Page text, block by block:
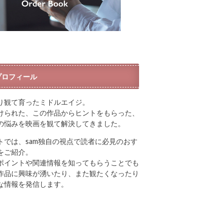
フィール
観て育ったミドルエイジ。
られた、この作品からヒントをもらった、
悩みを映画を観て解決してきました。
では、sam独自の視点で読者に必見のおす
紹介。
イントや関連情報を知ってもらうことでも
品に興味が湧いたり、また観たくなったり
情報を発信します。